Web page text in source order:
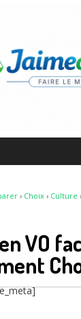
› Choix› Culture ›
VO